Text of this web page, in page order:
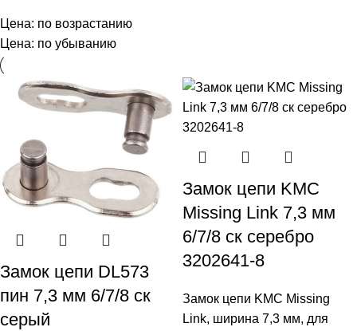
Цена: по возрастанию
Цена: по убыванию
Замок цепи DL573
пин 7,3 мм 6/7/8 ск
серый
Замок цепи KMC
Missing Link 7,3 мм
6/7/8 ск серебро
3202641-8
Замок цепи KMC Missing
Link, ширина 7,3 мм, для